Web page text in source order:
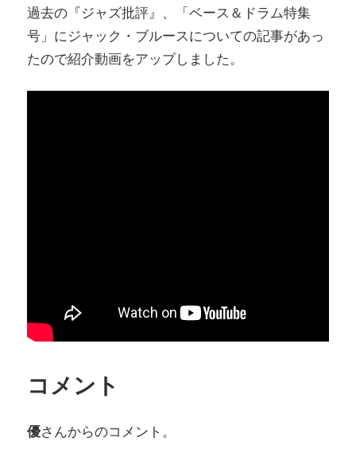
過去の『ジャズ批評』、「ベース＆ドラム特集
号」にジャック・ブルースについての記事があっ
たので紹介動画をアップしました。
コメント
優さんからのコメント。